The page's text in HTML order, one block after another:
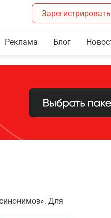
Реклама Блог
Для